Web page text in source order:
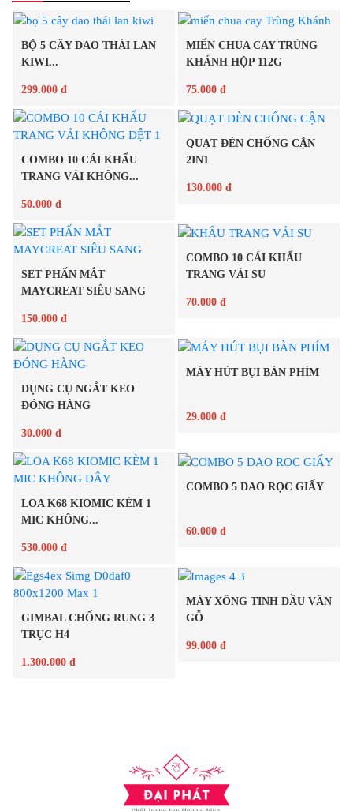
BỘ 5 CÂY DAO THÁI LAN
KIWI...
299.000 đ
Chi tiết
MIẾN CHUA CAY TRÙNG
KHÁNH HỘP 112G
75.000 đ
COMBO 10 CÁI KHẨU
TRANG VẢI KHÔNG...
50.000 đ
Chi tiết
QUẠT ĐÈN CHỐNG CẬN
2IN1
130.000 đ
Chi tiết
SET PHẤN MẮT
MAYCREAT SIÊU SANG
150.000 đ
Chi tiết
COMBO 10 CÁI KHẨU
TRANG VẢI SU
70.000 đ
Chi tiết
DỤNG CỤ NGẮT KEO
ĐÓNG HÀNG
30.000 đ
MÁY HÚT BỤI BÀN PHÍM
29.000 đ
Chi tiết
LOA K68 KIOMIC KÈM 1
MIC KHÔNG...
530.000 đ
Chi tiết
COMBO 5 DAO RỌC GIẤY
60.000 đ
Chi tiết
GIMBAL CHỐNG RUNG 3
TRỤC H4
1.300.000 đ
MÁY XÔNG TINH DẦU VÂN
GỖ
99.000 đ